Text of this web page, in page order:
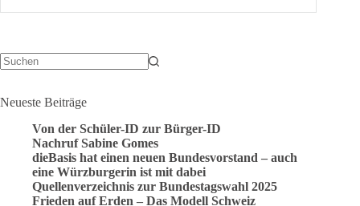
wählt
Bezirkstagskandidaten
Neueste Beiträge
Von der Schüler-ID zur Bürger-ID
Nachruf Sabine Gomes
dieBasis hat einen neuen Bundesvorstand – auch
eine Würzburgerin ist mit dabei
Quellenverzeichnis zur Bundestagswahl 2025
Frieden auf Erden – Das Modell Schweiz